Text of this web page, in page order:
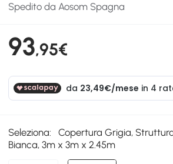
Spedito da Aosom Spagna
93,95€
Seleziona:
Copertura Grigia,
Bianca, 3m x 3m x 2.45m